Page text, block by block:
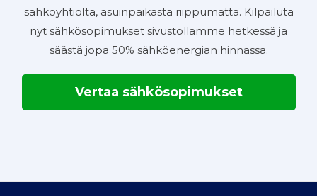
sähköyhtiöltä, asuinpaikasta riippumatta. Kilpailuta
nyt sähkösopimukset sivustollamme hetkessä ja
säästä jopa 50% sähköenergian hinnassa.
Vertaa sähkösopimukset